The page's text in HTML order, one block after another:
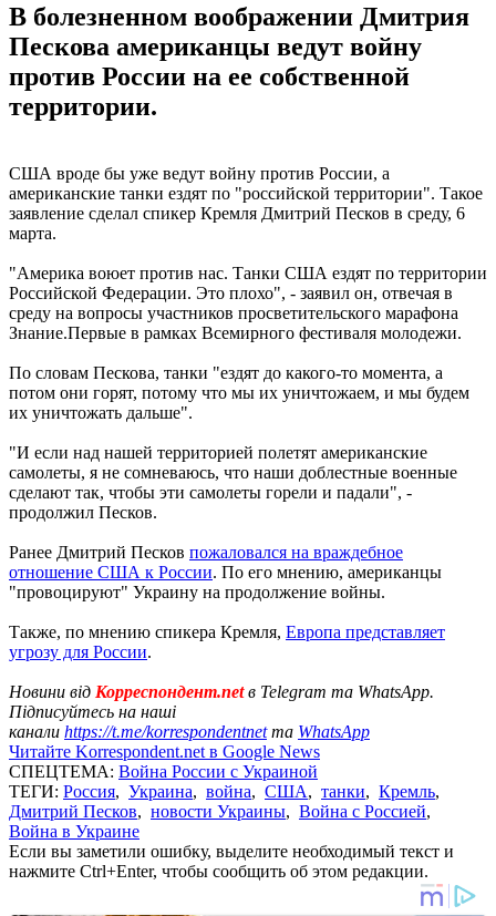
В болезненном воображении Дмитрия
Пескова американцы ведут войну
против России на ее собственной
территории.
США вроде бы уже ведут войну против России, а
американские танки ездят по "российской территории". Такое
заявление сделал спикер Кремля Дмитрий Песков в среду, 6
марта.
"Америка воюет против нас. Танки США ездят по территории
Российской Федерации. Это плохо", - заявил он, отвечая в
среду на вопросы участников просветительского марафона
Знание.Первые в рамках Всемирного фестиваля молодежи.
По словам Пескова, танки "ездят до какого-то момента, а
потом они горят, потому что мы их уничтожаем, и мы будем
их уничтожать дальше".
"И если над нашей территорией полетят американские
самолеты, я не сомневаюсь, что наши доблестные военные
сделают так, чтобы эти самолеты горели и падали", -
продолжил Песков.
Ранее Дмитрий Песков пожаловался на враждебное
отношение США к России. По его мнению, американцы
"провоцируют" Украину на продолжение войны.
Также, по мнению спикера Кремля, Европа представляет
угрозу для России.
Новини від Корреспондент.netв Telegram та WhatsApp.
Підписуйтесь на наші
канали https://t.me/korrespondentnetта WhatsApp
Читайте Korrespondent.net в Google News
СПЕЦТЕМА: Война России с Украиной
ТЕГИ: Россия, Украина, война, США, танки, Кремль,
Дмитрий Песков, новости Украины, Война с Россией,
Война в Украине
Если вы заметили ошибку, выделите необходимый текст и
нажмите Ctrl+Enter, чтобы сообщить об этом редакции.